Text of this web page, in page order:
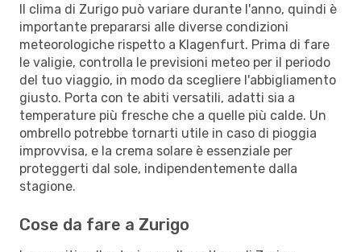
Il clima di Zurigo può variare durante l'anno, quindi è
importante prepararsi alle diverse condizioni
meteorologiche rispetto a Klagenfurt. Prima di fare
le valigie, controlla le previsioni meteo per il periodo
del tuo viaggio, in modo da scegliere l'abbigliamento
giusto. Porta con te abiti versatili, adatti sia a
temperature più fresche che a quelle più calde. Un
ombrello potrebbe tornarti utile in caso di pioggia
improvvisa, e la crema solare è essenziale per
proteggerti dal sole, indipendentemente dalla
stagione.
Cose da fare a Zurigo